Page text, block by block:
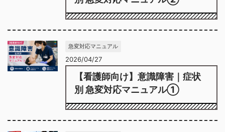
急変対応マニュアル
2026/04/27
【看護師向け】意識障害｜症状
別 急変対応マニュアル①